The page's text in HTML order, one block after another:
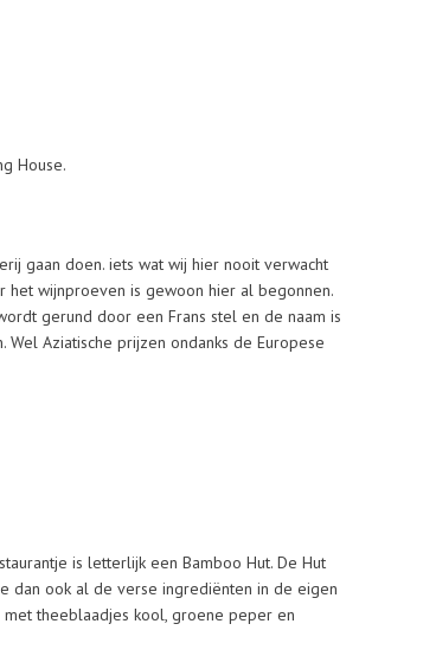
House.
gaan doen. iets wat wij hier nooit verwacht
het wijnproeven is gewoon hier al begonnen.
gerund door een Frans stel en de naam is
Aziatische prijzen ondanks de Europese
is letterlijk een Bamboo Hut. De Hut
dan ook al de verse ingrediënten in de eigen
theeblaadjes kool, groene peper en